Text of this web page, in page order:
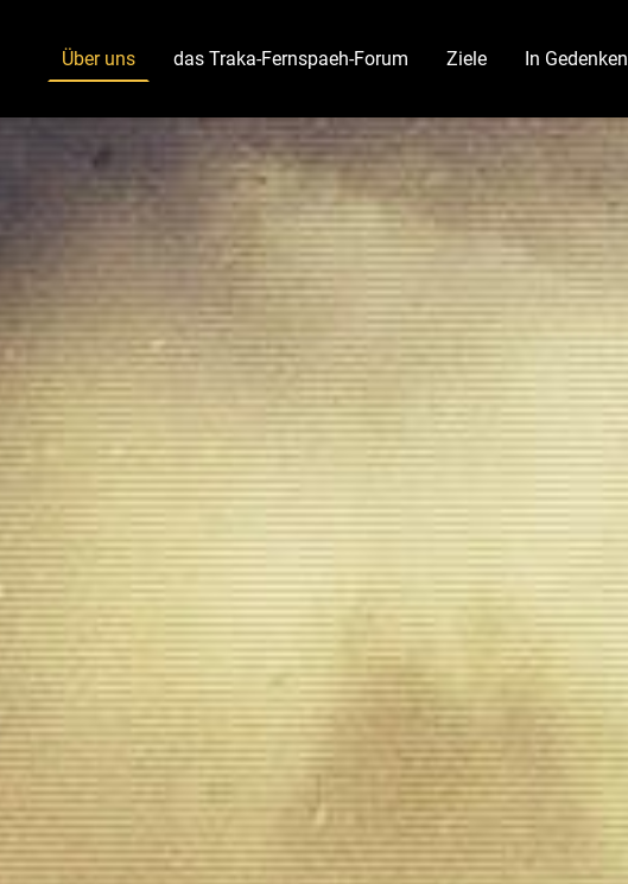
Über uns das Traka-Fernspaeh-Forum Ziele In Gedenken